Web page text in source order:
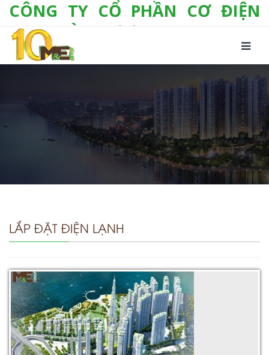
CÔNG TY CỔ PHẦN CƠ ĐIỆN
LẠNH VÀ THƯƠNG MẠI M&E
Số 10/357 Tam Trinh, P. Hoàng Văn Thụ, Q.
Hoàng Mai, TP. Hà Nội
Fax: +(84-24) 3 632 1297
Email: info@megroup.vn Website: www.megroup.vn
LẮP ĐẶT ĐIỆN LẠNH